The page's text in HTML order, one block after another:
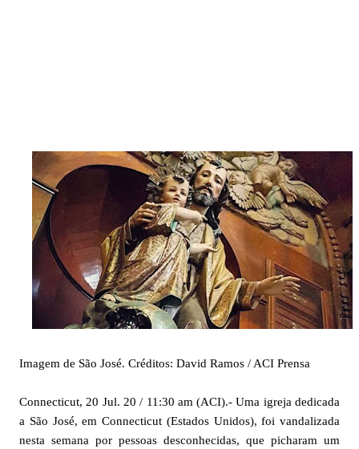
Imagem de São José. Créditos: David Ramos / ACI Prensa
Connecticut, 20 Jul. 20 / 11:30 am (ACI).- Uma igreja dedicada
a São José, em Connecticut (Estados Unidos), foi vandalizada
nesta semana por pessoas desconhecidas, que picharam um